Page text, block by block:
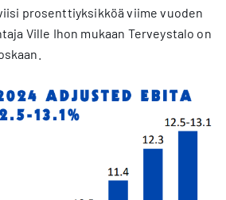
prosenttiyksikköä viime vuoden
Ville Ihon mukaan Terveystalo on